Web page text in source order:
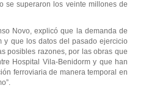
se superaron los veinte millones de
Novo, explicó que la demanda de
y que los datos del pasado ejercicio
posibles razones, por las obras que
Hospital Vila-Benidorm y que han
ferroviaria de manera temporal en